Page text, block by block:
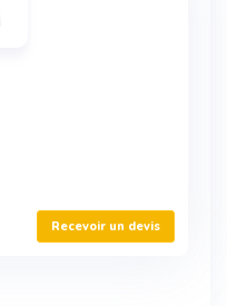
Recevoir un devis